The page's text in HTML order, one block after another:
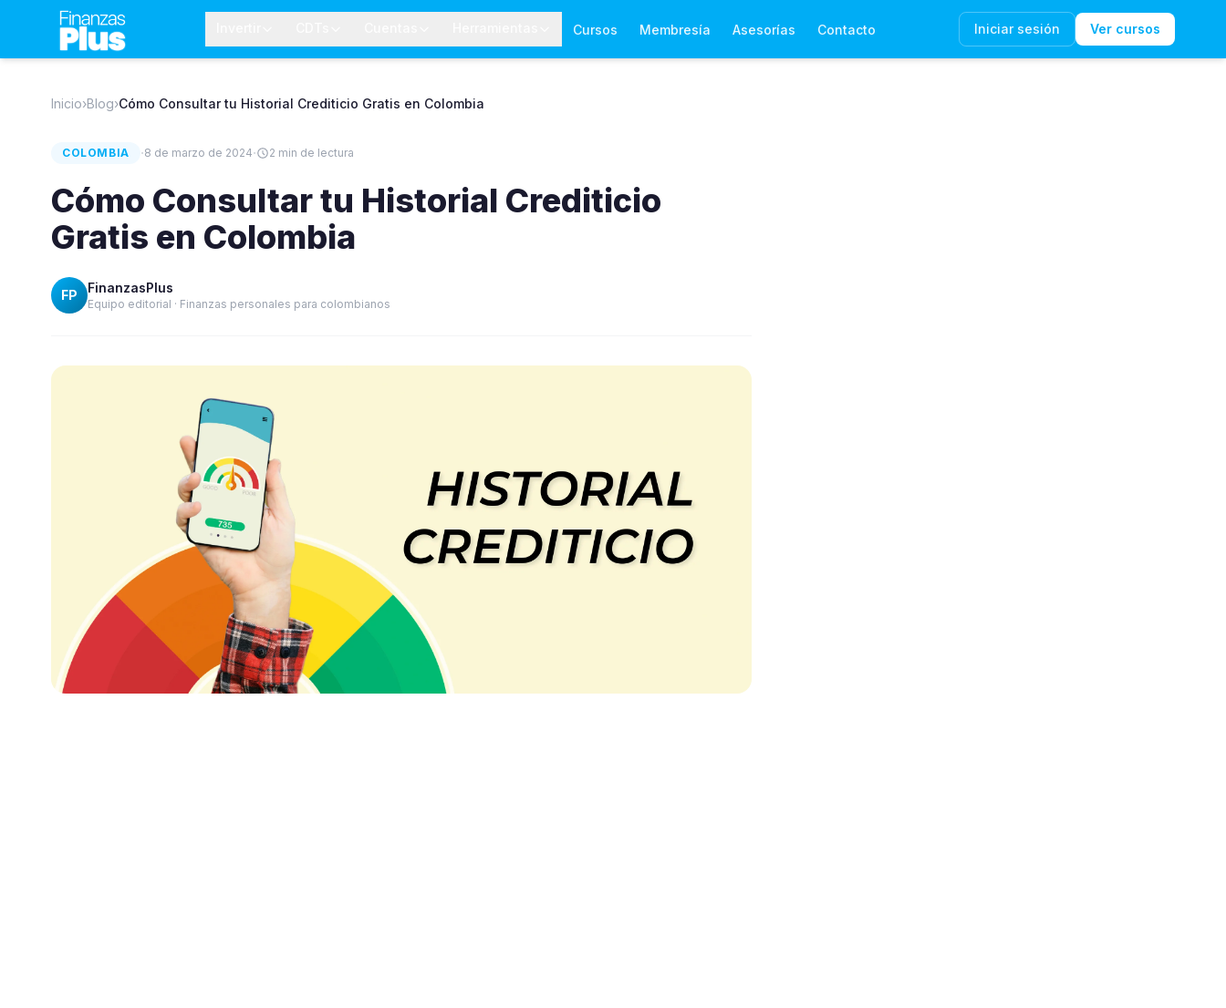
Cursos Membresía Asesorías Contacto Iniciar sesión Ver cursos
Inicio›Blog›Cómo Consultar tu Historial Crediticio Gratis en Colombia
COLOMBIA ·8 de marzo de 2024· 2 min de lectura
Cómo Consultar tu Historial Crediticio
Gratis en Colombia
FP FinanzasPlus
Equipo editorial · Finanzas personales para colombianos